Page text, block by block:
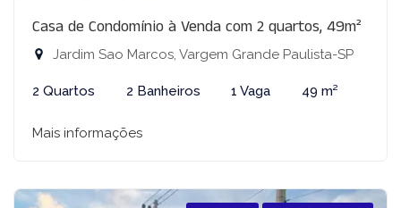
Casa de Condomínio à Venda com 2 quartos, 49m²
Jardim Sao Marcos, Vargem Grande Paulista-SP
2 Quartos 2 Banheiros 1 Vaga 49 m²
Mais informações